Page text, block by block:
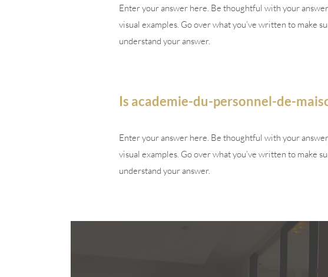
Enter your answer here. Be thoughtful with your
visual examples. Go over what you’ve written to make
understand your answer.
Is academie-du-personnel-de-
Enter your answer here. Be thoughtful with your
visual examples. Go over what you’ve written to make
understand your answer.